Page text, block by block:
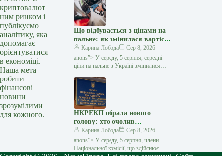
криптовалют
ним ринком і
публікуємо
аналітику, яка
допомагає
орієнтуватися
в економіці.
Наша мета —
робити
фінансові
новини
зрозумілими
для кожного.
підприємствах. Причиною стали
проблеми
Що відбувається з цінами на
пальне: як змінилася вартість
бензину, дизеля та газу 5
серпня — Мінфін
Карина Лобода
Сер 8, 2026
anons”> У середу, 5 серпня, середні
ціни на пальне в Україні змінилися
подешевшав на 1 копійку за літр,
бензин А-95, А-92…
НКРЕКП обрала нового
голову: хто очолив
регулятора — Мінфін
Карина Лобода
Сер 8, 2026
anons”> У середу, 5 серпня, члени
Національної комісії, що здійснює